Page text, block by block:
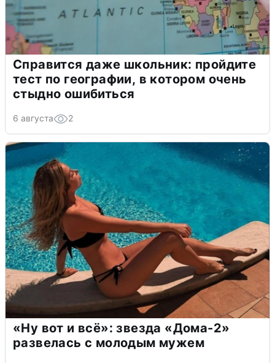
Справится даже школьник: пройдите
тест по географии, в котором очень
стыдно ошибиться
6 августа 2
«Ну вот и всё»: звезда «Дома-2»
развелась с молодым мужем